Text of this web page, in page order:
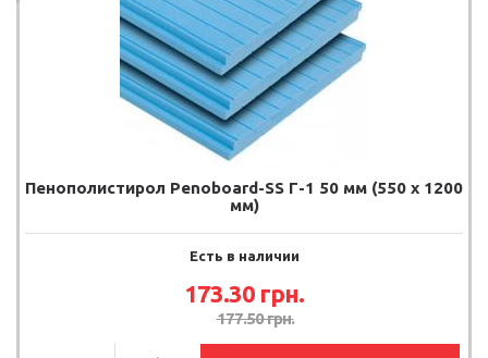
Пенополистирол Penoboard-SS Г-1 50 мм (550 х 1200
мм)
Есть в наличии
173.30 грн.
177.50 грн.